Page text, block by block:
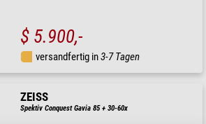
$ 5.900,-
versandfertig in3-7 Tagen
ZEISS
Spektiv Conquest Gavia 85 + 30-60x